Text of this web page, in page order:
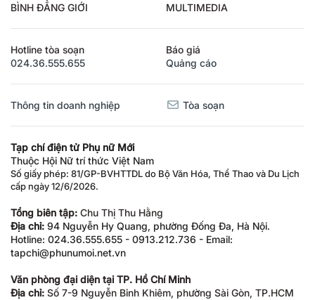
BÌNH ĐẲNG GIỚI MULTIMEDIA
Hotline tòa soạn
024.36.555.655
Báo giá
Quảng cáo
Thông tin doanh nghiệp Tòa soạn
Tạp chí điện tử Phụ nữ Mới
Thuộc Hội Nữ trí thức Việt Nam
Số giấy phép: 81/GP-BVHTTDL do Bộ Văn Hóa, Thể Thao và Du Lịch
cấp ngày 12/6/2026.
Tổng biên tập: Chu Thị Thu Hằng
Địa chỉ: 94 Nguyễn Hy Quang, phường Đống Đa, Hà Nội.
Hotline: 024.36.555.655 - 0913.212.736 - Email:
tapchi@phunumoi.net.vn
Văn phòng đại diện tại TP. Hồ Chí Minh
Địa chỉ: Số 7-9 Nguyễn Bỉnh Khiêm, phường Sài Gòn, TP.HCM